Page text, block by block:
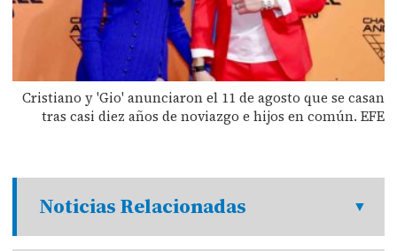
Cristiano y 'Gio' anunciaron el 11 de agosto que se casan
tras casi diez años de noviazgo e hijos en común. EFE
Noticias Relacionadas